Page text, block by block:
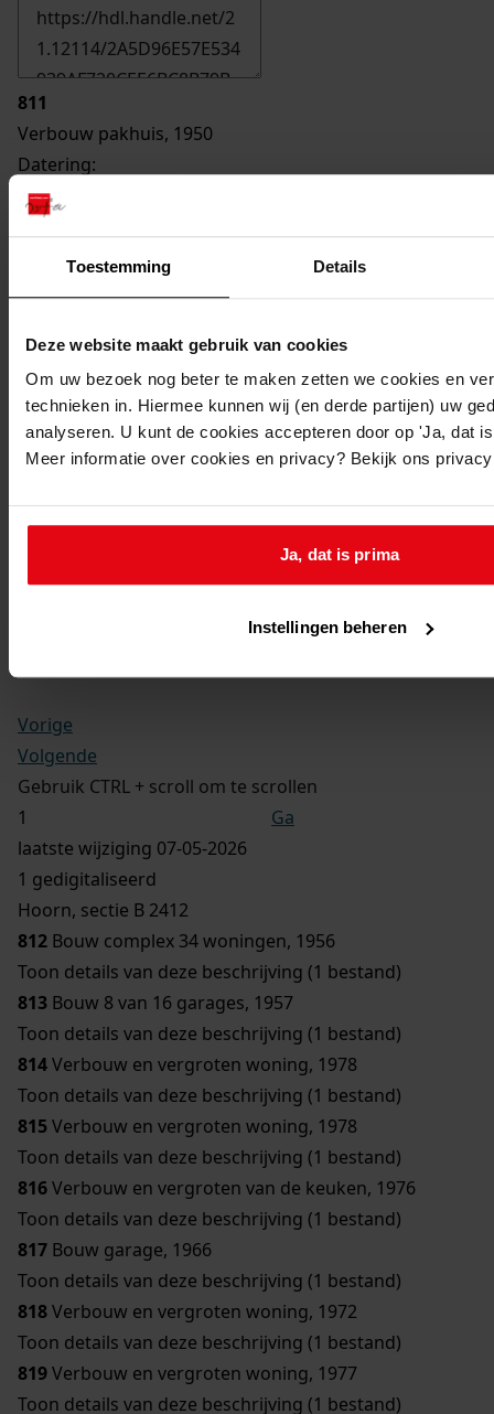
Toestemming Details
Deze website maakt gebruik van cookies
Om uw bezoek nog beter te maken zetten we cookies en
technieken in. Hiermee kunnen wij (en derde partijen) uw
analyseren. U kunt de cookies accepteren door op 'Ja, dat
Meer informatie over cookies en privacy? Bekijk ons
Ja, dat is prima
Instellingen beheren
811
Verbouw pakhuis, 1950
Datering:
1950
Verbouw pakhuis
Adres:
Hoorn, Duinsteeg 25
Perceel:
Hoorn, sectie B 2412
Vorige
Volgende
Gebruik CTRL + scroll om te scrollen
Ga
laatste wijziging 07-05-2026
1 gedigitaliseerd
Hoorn, sectie B 2412
812 Bouw complex 34 woningen, 1956
Toon details van deze beschrijving (1 bestand)
813 Bouw 8 van 16 garages, 1957
Toon details van deze beschrijving (1 bestand)
814Verbouw en vergroten woning, 1978
Toon details van deze beschrijving (1 bestand)
815Verbouw en vergroten woning, 1978
Toon details van deze beschrijving (1 bestand)
816Verbouw en vergroten van de keuken, 1976
Toon details van deze beschrijving (1 bestand)
817 Bouw garage, 1966
Toon details van deze beschrijving (1 bestand)
818Verbouw en vergroten woning, 1972
Toon details van deze beschrijving (1 bestand)
819Verbouw en vergroten woning, 1977
Toon details van deze beschrijving (1 bestand)